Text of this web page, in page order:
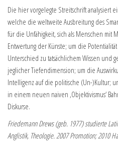
Die hier vorgelegte Streitschrift analysiert
welche die weltweite Ausbreitung des
für die Unfähigkeit, sich als Menschen mit
Entwertung der Künste; um die
Unterschied zu tatsächlichem Wissen und
jeglicher Tiefendimension; um die
Intelligenz auf die politische (Un-)Kultur;
in einem neuen naiven ‚Objektivismus‘
Diskurse.
Friedemann Drews (geb. 1977) studierte
Anglistik, Theologie. 2007 Promotion; 2010